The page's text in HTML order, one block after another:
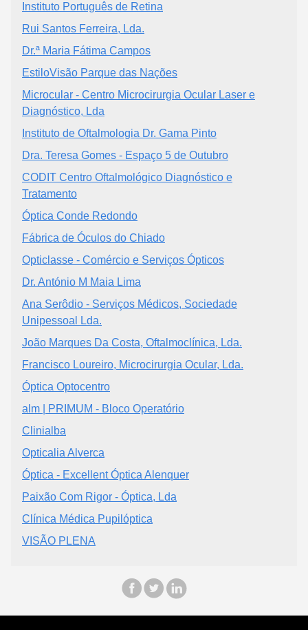
Instituto Português de Retina
Rui Santos Ferreira, Lda.
Dr.ª Maria Fátima Campos
EstiloVisão Parque das Nações
Microcular - Centro Microcirurgia Ocular Laser e
Diagnóstico, Lda
Instituto de Oftalmologia Dr. Gama Pinto
Dra. Teresa Gomes - Espaço 5 de Outubro
CODIT Centro Oftalmológico Diagnóstico e
Tratamento
Óptica Conde Redondo
Fábrica de Óculos do Chiado
Opticlasse - Comércio e Serviços Ópticos
Dr. António M Maia Lima
Ana Serôdio - Serviços Médicos, Sociedade
Unipessoal Lda.
João Marques Da Costa, Oftalmoclínica, Lda.
Francisco Loureiro, Microcirurgia Ocular, Lda.
Óptica Optocentro
alm | PRIMUM - Bloco Operatório
Clinialba
Opticalia Alverca
Óptica - Excellent Óptica Alenquer
Paixão Com Rigor - Óptica, Lda
Clínica Médica Pupilóptica
VISÃO PLENA